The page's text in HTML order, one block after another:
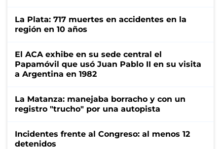
La Plata: 717 muertes en accidentes en la
región en 10 años
El ACA exhibe en su sede central el
Papamóvil que usó Juan Pablo II en su visita
a Argentina en 1982
La Matanza: manejaba borracho y con un
registro "trucho" por una autopista
Incidentes frente al Congreso: al menos 12
detenidos